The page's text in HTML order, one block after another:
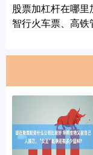
股票加杠杆在哪里
智行火车票、高铁